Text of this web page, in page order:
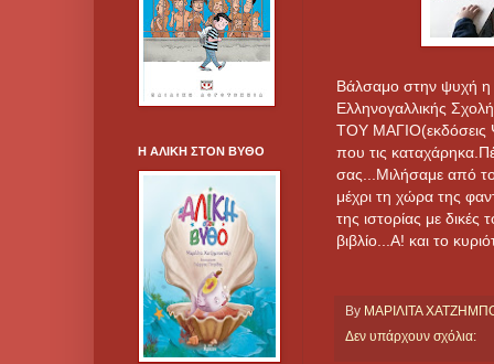
Βάλσαμο στην ψυχή η
Ελληνογαλλικής
ΤΟΥ ΜΑΓΙΟ(εκδόσεις
που τις
σας...Μιλήσαμε από
μέχρι τη χώρα της
της ιστορίας με δικές
βιβλίο...Α! και το
By ΜΑΡΙΛΙΤΑ
Δεν υπάρχουν σχόλια:
Η ΑΛΙΚΗ ΣΤΟΝ ΒΥΘΟ